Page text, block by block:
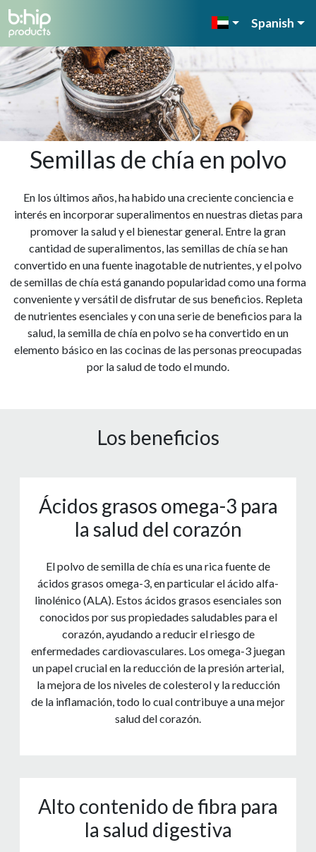
Spanish
Semillas de chía en polvo
En los últimos años, ha habido una creciente conciencia e
interés en incorporar superalimentos en nuestras dietas para
promover la salud y el bienestar general. Entre la gran
cantidad de superalimentos, las semillas de chía se han
convertido en una fuente inagotable de nutrientes, y el polvo
de semillas de chía está ganando popularidad como una forma
conveniente y versátil de disfrutar de sus beneficios. Repleta
de nutrientes esenciales y con una serie de beneficios para la
salud, la semilla de chía en polvo se ha convertido en un
elemento básico en las cocinas de las personas preocupadas
por la salud de todo el mundo.
Los beneficios
Ácidos grasos omega-3 para
la salud del corazón
El polvo de semilla de chía es una rica fuente de
ácidos grasos omega-3, en particular el ácido alfa-
linolénico (ALA). Estos ácidos grasos esenciales son
conocidos por sus propiedades saludables para el
corazón, ayudando a reducir el riesgo de
enfermedades cardiovasculares. Los omega-3 juegan
un papel crucial en la reducción de la presión arterial,
la mejora de los niveles de colesterol y la reducción
de la inflamación, todo lo cual contribuye a una mejor
salud del corazón.
Alto contenido de fibra para
la salud digestiva